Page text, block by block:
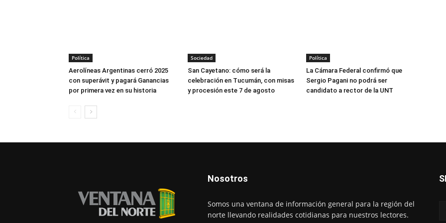
Política
Aerolíneas Argentinas cerró 2025
con superávit y pagará Ganancias
por primera vez en su historia
Sociedad
San Cayetano: cómo será la
celebración en Tucumán, con misas
y procesión este 7 de agosto
Política
La Cámara Federal confirmó que
Sergio Pagani no podrá ser
candidato a rector de la UNT
Nosotros
Somos una ventana de información general para la región del
norte llevando realidades cotidianas para nuestros lectores.